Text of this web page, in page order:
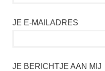
JE E-MAILADRES
JE BERICHTJE AAN MIJ